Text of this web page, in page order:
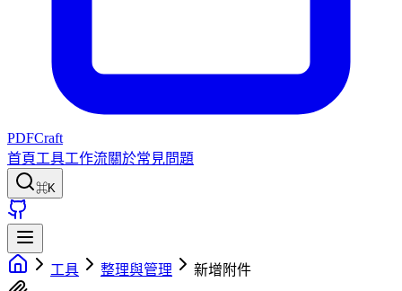
PDFCraft
首頁工具工作流關於常見問題
⌘K
工具 整理與管理 新增附件